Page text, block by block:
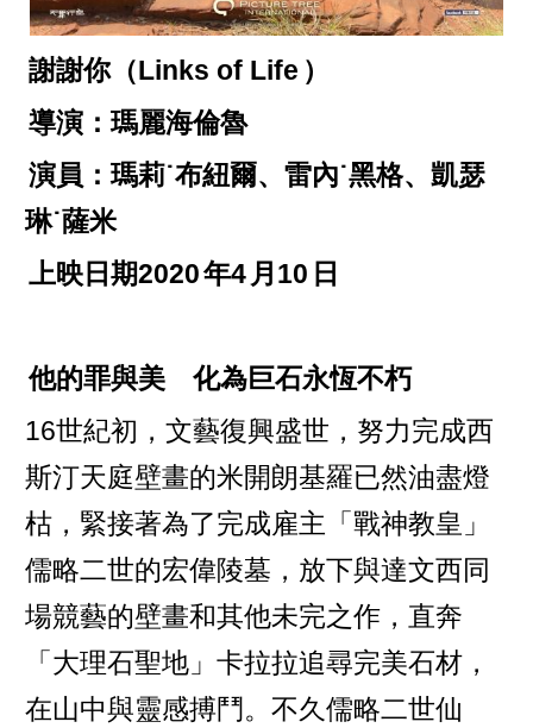
謝謝你（Links of Life ）
導演：瑪麗海倫魯
演員：瑪莉˙布紐爾、雷內˙黑格、凱瑟
琳˙薩米
上映日期2020年4 月10 日
他的罪與美 化為巨石永恆不朽
16世紀初，文藝復興盛世，努力完成西
斯汀天庭壁畫的米開朗基羅已然油盡燈
枯，緊接著為了完成雇主「戰神教皇」
儒略二世的宏偉陵墓，放下與達文西同
場競藝的壁畫和其他未完之作，直奔
「大理石聖地」卡拉拉追尋完美石材，
在山中與靈感搏鬥。不久儒略二世仙